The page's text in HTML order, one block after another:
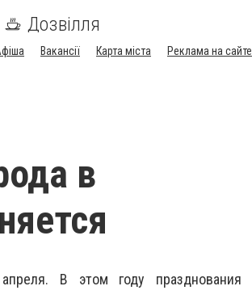
Дозвілля
Вакансії Карта міста
Реклама на сайте
в
апреля. В этом году празднования